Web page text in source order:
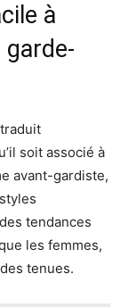
à
soit associé à
avant-gardiste,
tendances
les femmes,
tenues.